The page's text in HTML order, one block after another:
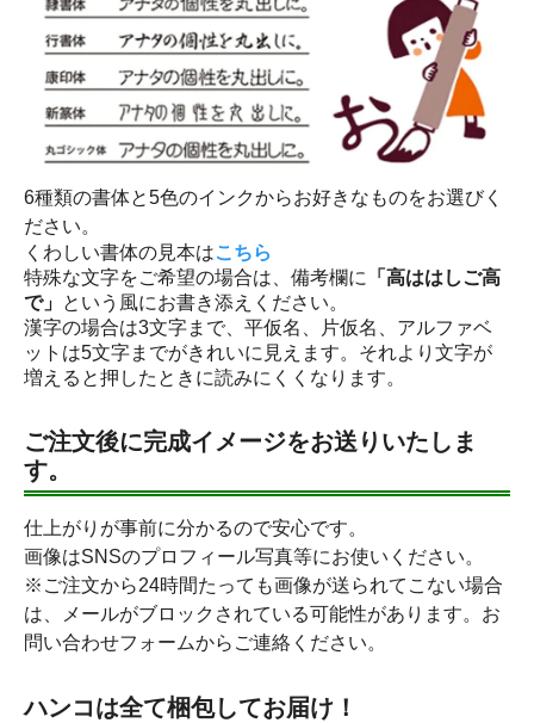
6種類の書体と5色のインクからお好きなものをお選びく
ださい。
くわしい書体の見本はこちら
特殊な文字をご希望の場合は、備考欄に
「高ははしご高
で」 という風にお書き添えください。
漢字の場合は3文字まで、平仮名、片仮名、アルファベ
ットは5文字までがきれいに見えます。それより文字が
増えると押したときに読みにくくなります。
ご注文後に完成イメージをお送りいたしま
す。
仕上がりが事前に分かるので安心です。
画像はSNSのプロフィール写真等にお使いください。
※ご注文から24時間たっても画像が送られてこない場合
は、メールがブロックされている可能性があります。お
問い合わせフォームからご連絡ください。
ハンコは全て梱包してお届け！